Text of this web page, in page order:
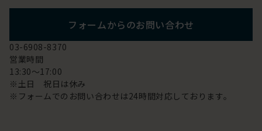
フォームからのお問い合わせ
03-6908-8370
営業時間
13:30～17:00
※土日 祝日は休み
※フォームでのお問い合わせは24時間対応しております。